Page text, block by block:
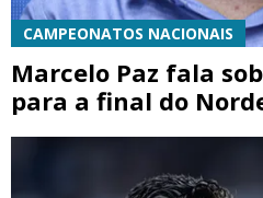
CAMPEONATOS NACIONAIS
Marcelo Paz fala
para a final do